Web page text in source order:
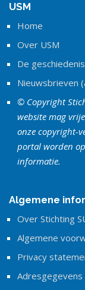
USM
Home
Over USM
De
Nieuwsbrieven
© Copyright
website mag
onze copyright-
portal worden
informatie.
Algemene
Over Stichting
Algemene
Privacy
Adresgegevens